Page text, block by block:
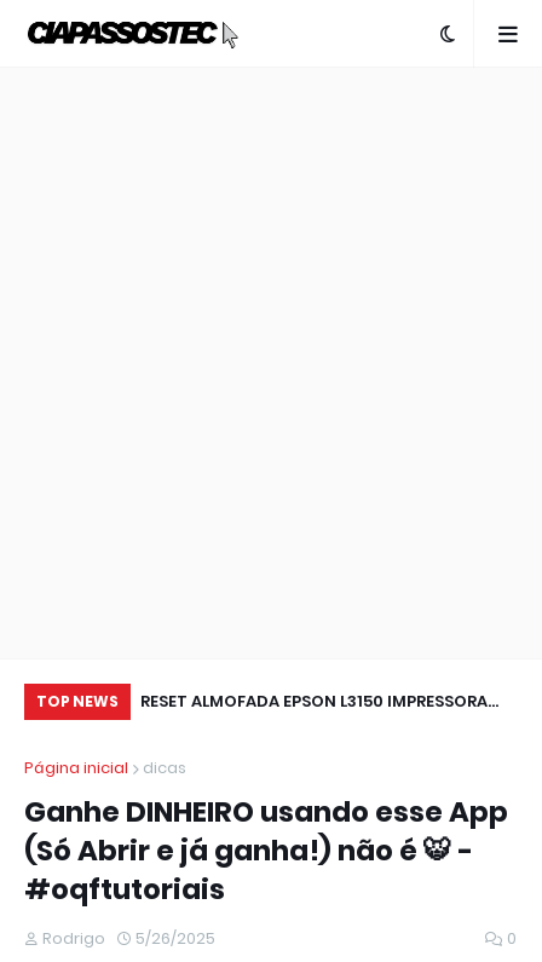
TOP NEWS
de Sua
RESET ALMOFADA EPSON L3150 IMPRESSORA
Página inicial dicas
Ganhe DINHEIRO usando esse App
(Só Abrir e já ganha!) não é 🐯 -
#oqftutoriais
Rodrigo 5/26/2025 0